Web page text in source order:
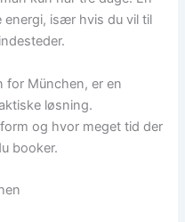
især hvis du vil til
for München, er en
løsning.
og hvor meget tid der
booker.